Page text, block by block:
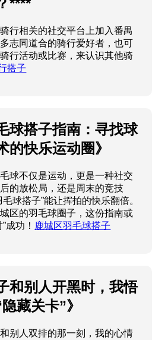
****
行相关的社交平台上加入番禺
志同道合的骑行爱好者，也可
行活动或比赛，来认识其他骑
搭子
球搭子指南：寻找球
的快乐运动圈》
球不仅是运动，更是一种社交
的放松局，还是周末的竞技
球搭子”能让挥拍的快乐翻倍。
区的羽毛球圈子，这份指南或
成功！ 鹿城区羽毛球搭子
和别人开黑时，我悟
藏关卡”》
别人双排的那一刻，我的心情